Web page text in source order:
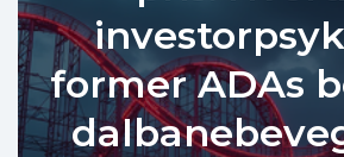
former ADAs